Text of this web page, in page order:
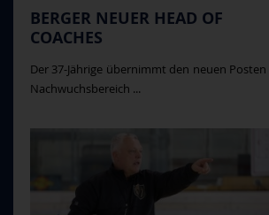
BERGER NEUER HEAD OF
COACHES
Der 37-Jährige übernimmt den neuen
Nachwuchsbereich ...